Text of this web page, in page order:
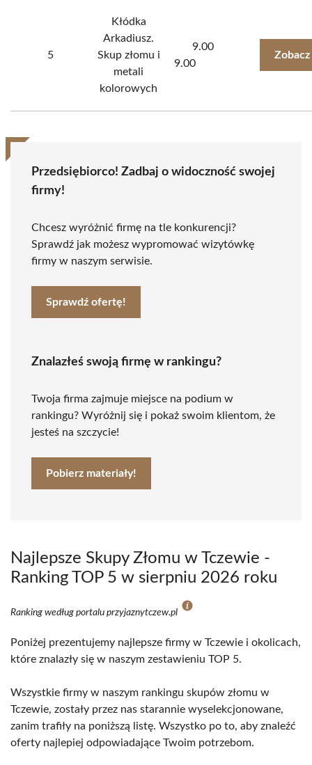
5
Kłódka
Arkadiusz.
Skup złomu i
metali
kolorowych
9.00
9.00
Przedsiębiorco! Zadbaj o widoczność swojej
firmy!
Chcesz wyróżnić firmę na tle konkurencji?
Sprawdź jak możesz wypromować wizytówkę
firmy w naszym serwisie.
Sprawdź ofertę!
Znalazłeś swoją firmę w rankingu?
Twoja firma zajmuje miejsce na podium w
rankingu? Wyróżnij się i pokaż swoim klientom, że
jesteś na szczycie!
Pobierz materiały!
Najlepsze Skupy Złomu w Tczewie -
Ranking TOP 5 w sierpniu 2026 roku
Ranking według portalu przyjaznytczew.pl
Poniżej prezentujemy najlepsze firmy w Tczewie i okolicach,
które znalazły się w naszym zestawieniu TOP 5.
Wszystkie firmy w naszym rankingu skupów złomu w
Tczewie, zostały przez nas starannie wyselekcjonowane,
zanim trafiły na poniższą listę. Wszystko po to, aby znaleźć
oferty najlepiej odpowiadające Twoim potrzebom.